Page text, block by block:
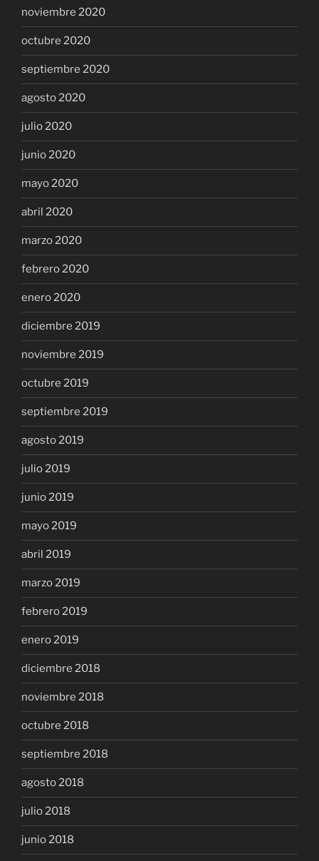
noviembre 2020
octubre 2020
septiembre 2020
agosto 2020
julio 2020
junio 2020
mayo 2020
abril 2020
marzo 2020
febrero 2020
enero 2020
diciembre 2019
noviembre 2019
octubre 2019
septiembre 2019
agosto 2019
julio 2019
junio 2019
mayo 2019
abril 2019
marzo 2019
febrero 2019
enero 2019
diciembre 2018
noviembre 2018
octubre 2018
septiembre 2018
agosto 2018
julio 2018
junio 2018